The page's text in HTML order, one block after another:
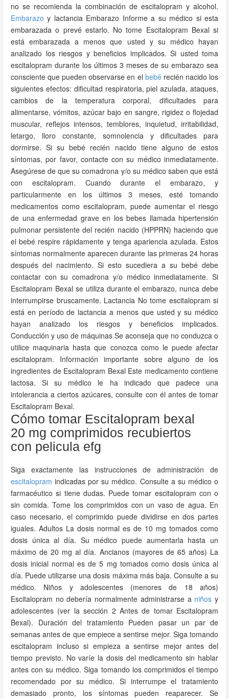
no se recomienda la combinación de escitalopram y alcohol.
Embarazo y lactancia Embarazo Informe a su médico si esta
embarazada o prevé estarlo. No tome Escitalopram Bexal si
está embarazada a menos que usted y su médico hayan
analizado los riesgos y beneficios implicados. Si usted toma
escitalopram durante los últimos 3 meses de su embarazo sea
consciente que pueden observarse en el bebérecién nacido los
siguientes efectos: dificultad respiratoria, piel azulada, ataques,
cambios de la temperatura corporal, dificultades para
alimentarse, vómitos, azúcar bajo en sangre, rigidez o flojedad
muscular, reflejos intensos, temblores, inquietud, irritabilidad,
letargo, lloro constante, somnolencia y dificultades para
dormirse. Si su bebé recién nacido tiene alguno de estos
síntomas, por favor, contacte con su médico inmediatamente.
Asegúrese de que su comadrona y/o su médico saben que está
con escitalopram. Cuando durante el embarazo, y
particularmente en los últimos 3 meses, esté tomando
medicamentos como escitalopram, puede aumentar el riesgo
de una enfermedad grave en los bebes llamada hipertensión
pulmonar persistente del recién nacido (HPPRN) haciendo que
el bebé respire rápidamente y tenga apariencia azulada. Estos
síntomas normalmente aparecen durante las primeras 24 horas
después del nacimiento. Si esto sucediera a su bebé debe
contactar con su comadrona y/o médico inmediatamente. Si
Escitalopram Bexal se utiliza durante el embarazo, nunca debe
interrumpirse bruscamente. Lactancia No tome escitalopram si
está en período de lactancia a menos que usted y su médico
hayan analizado los riesgos y beneficios implicados.
Conducción y uso de máquinas Se aconseja que no conduzca o
utilice maquinaria hasta que conozca como le puede afectar
escitalopram. Información importante sobre alguno de los
ingredientes de Escitalopram Bexal Este medicamento contiene
lactosa. Si su médico le ha indicado que padece una
intolerancia a ciertos azúcares, consulte con él antes de tomar
Escitalopram Bexal.
Cómo tomar Escitalopram bexal
20 mg comprimidos recubiertos
con pelicula efg
Siga exactamente las instrucciones de administración de
escitalopram indicadas por su médico. Consulte a su médico o
farmacéutico si tiene dudas. Puede tomar escitalopram con o
sin comida. Tome los comprimidos con un vaso de agua. En
caso necesario, el comprimido puede dividirse en dos partes
iguales. Adultos La dosis normal es de 10 mg tomados como
dosis única al día. Su médico puede aumentarla hasta un
máximo de 20 mg al día. Ancianos (mayores de 65 años) La
dosis inicial normal es de 5 mg tomados como dosis única al
día. Puede utilizarse una dosis máxima más baja. Consulte a su
médico. Niños y adolescentes (menores de 18 años)
Escitalopram no debería normalmente administrarse a niños y
adolescentes (ver la sección 2 Antes de tomar Escitalopram
Bexal). Duración del tratamiento Pueden pasar un par de
semanas antes de que empiece a sentirse mejor. Siga tomando
escitalopram incluso si empieza a sentirse mejor antes del
tiempo previsto. No varíe la dosis del medicamento sin hablar
antes con su médico. Siga tomando los comprimidos el tiempo
recomendado por su médico. Si interrumpe el tratamiento
demasiado pronto, los síntomas pueden reaparecer. Se